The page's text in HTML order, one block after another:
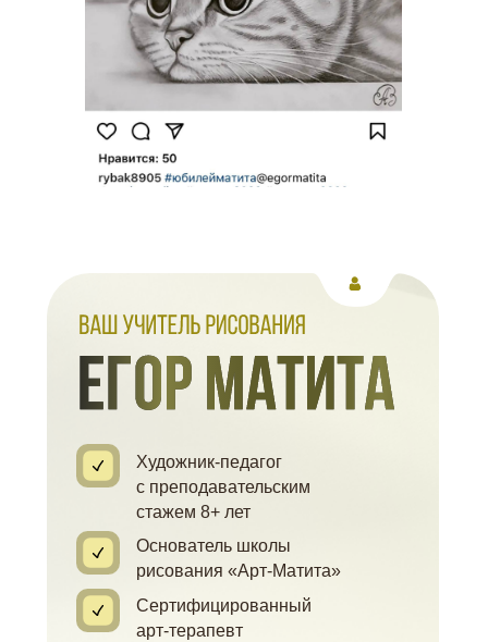
Художник-педагог
с преподавательским
стажем 8+ лет
Основатель школы
рисования «Арт-Матита»
Сертифицированный
арт-терапевт